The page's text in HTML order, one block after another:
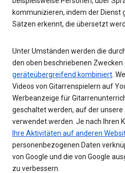
kommunizieren, indem der Dienst
Sätzen erkennt, die übersetzt
Unter Umständen werden die
den oben beschriebenen Zwecken
geräteübergreifend kombiniert .
Videos von Gitarrenspielern auf
Werbeanzeige für
geschaltet werden, auf der
verwendet werden. Je nach Ihren
Ihre Aktivitäten auf anderen
personenbezogenen Daten
von Google und die von Google
zu verbessern.